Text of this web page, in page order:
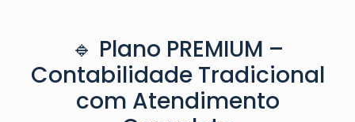
🔹 Plano PREMIUM –
Contabilidade Tradicional
com Atendimento